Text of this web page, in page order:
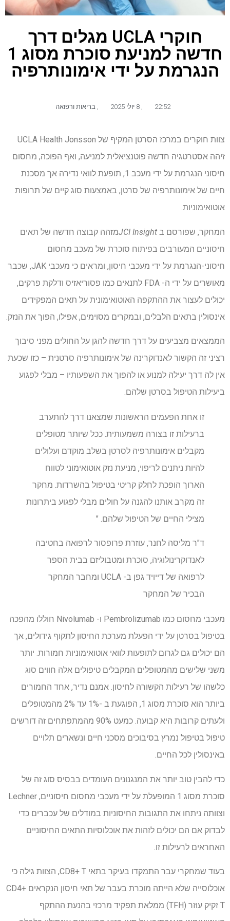
חוקרי UCLA מגלים דרך
חדשה למניעת סוכרת מסוג 1
הנגרמת על ידי אימונותרפיה
22:52 בריאות ורפואה
צוות חוקרים במרכז הסרטן המקיף של UCLA Health Jonsson
זיהה אסטרטגיה חדשה פוטנציאלית למניעה, ואף הפוכה, מחסום
חיסוני הנגרמת על ידי מעכב 1, תופעת לוואי נדירה אך מסכנת
חיים של אימונותרפיה של סרטן, באמצעות סוג קיים של תרופות
אוטואימוניות.
המחקר, שפורסם ב JCI Insightמזהה קבוצה חדשה של תאים
חיסוניים המעורבים בפיתוח סוכרת של מעכב מחסום
חיסוני-הנגרמת על ידי מעכבי חיסון, ומראים כי מעכבי JAK, שכבר
מאושרים על ידי ה- FDA לתנאים כמו פסוריאזיס ודלקת פרקים,
יכולים לעצור את ההתקפה האוטואימונית על תאים המפקידים
אינסולין בתאים הלבלים, ובמקרים מסוימים, אפילו, הפוך את הנזק.
הממצאים מצביעים על דרך חדשה להגן על החולים מפני סיבוך
רציני זה הקשור לאנדוקרינה של אימונותרפיה סרטנית – כזו שכעת
אין לה דרך יעילה למנוע או להפוך את השפעותיו – מבלי לפגוע
ביעילות הטיפול בסרטן שלהם.
זו אחת הפעמים הראשונות שמצאנו דרך להתערב
ברעילות זו בצורה משמעותית. ככל שיותר מטופלים
מקבלים אימונותרפיה לסרטן בשלב מוקדם ועלולים
להיות ניתנים לריפוי, מניעת נזק אוטואימוני לטווח
הארוך הופכת לחלק קריטי בטיפול בהשרדות. מחקר
זה מקרב אותנו להגנה על חולים מבלי לפגוע ביתרונות
מצילי החיים של הטיפול שלהם. "
ד"ר מליסה לחנר, עוזרת פרופסור לרפואה בחטיבה
לאנדוקרינולוגיה, סוכרת ומטבוליזם בבית הספר
לרפואה של דייויד גפן ב- UCLA ומחבר המחקר
הבכיר של המחקר
מעכבי מחסום כמו Pembrolizumab ו- Nivolumab חוללו מהפכה
בטיפול בסרטן על ידי הפעלת מערכת החיסון לתקוף גידולים, אך
הם יכולים גם לגרום לתופעות לוואי אוטואימוניות חמורות. יותר
משני שלישים מהמטופלים המקבלים טיפולים אלה חווים סוג
כלשהו של רעילות הקשורה לחיסון. אמנם נדיר, אחד החמורים
ביותר הוא סוכרת מסוג 1, הפוגעת ב -1% עד 2% מהמטופלים
ולעתים קרובות היא קבועה. כמעט 90% מהמתפתחים זה דורשים
טיפול בטיפול נמרץ בסיבוכים מסכני חיים ונשארים תלויים
באינסולין לכל החיים.
כדי להבין טוב יותר את המנגנונים העומדים בבסיס סוג זה של
סוכרת מסוג 1 המופעלת על ידי מעכבי מחסום חיסוניים, Lechner
וצוותה ניתחו את התגובות החיסוניות במודלים של עכברים כדי
לבדוק אם הם יכולים לזהות את אוכלוסיות התאים החיסוניים
האחראים לרעילות זו.
בעוד שמחקרי עבר התמקדו בעיקר בתאי CD8+ T, הצוות גילה כי
אוכלוסייה שלא הייתה מוכרת בעבר של תאי חיסון הנקראים CD4+
T זקיק עוזר (TFH) ממלאת תפקיד מרכזי בהנעת ההתקף